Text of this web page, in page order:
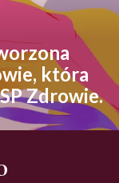
która
Zdrowie.